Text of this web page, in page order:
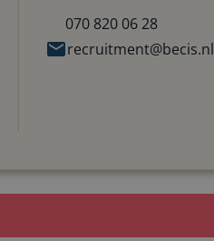
070 820 06 28
recruitment@becis.nl